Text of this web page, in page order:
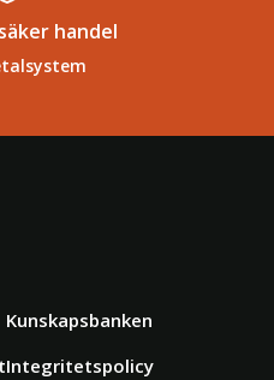
handel
Kunskapsbanken
Integritetspolicy